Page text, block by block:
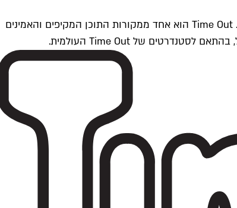
Time Outתל אביב הוא חלק מרשת Time Out Global — רשת מדיה בינלאומית הפועלת ב-360 ערים מרכזיות וב-60 מדינות ברחבי העולם. Time Out הוא אחד ממקורות התוכן המקיפים והאמינים